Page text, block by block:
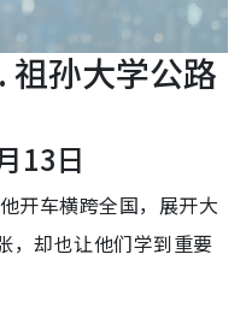
孙大学公路
13日
开车横跨全国，展开大
，却也让他们学到重要